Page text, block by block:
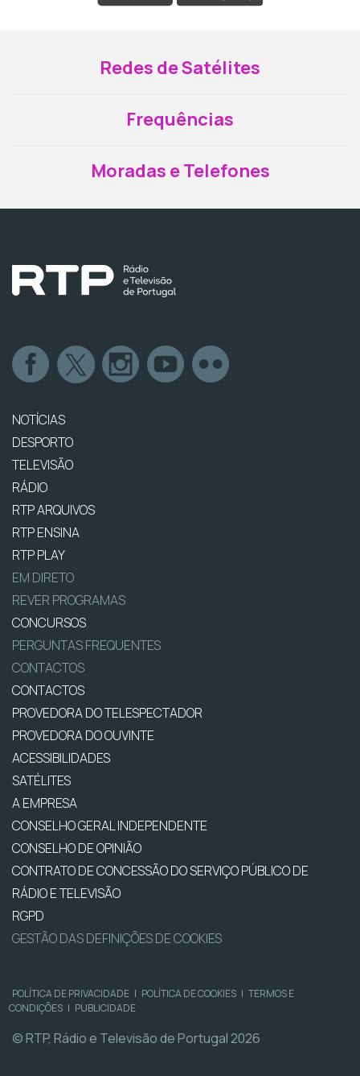
Redes de Satélites
Frequências
Moradas e Telefones
NOTÍCIAS
DESPORTO
TELEVISÃO
RÁDIO
RTP ARQUIVOS
RTP ENSINA
RTP PLAY
EM DIRETO
REVER PROGRAMAS
CONCURSOS
PERGUNTAS FREQUENTES
CONTACTOS
CONTACTOS
PROVEDORA DO TELESPECTADOR
PROVEDORA DO OUVINTE
ACESSIBILIDADES
SATÉLITES
A EMPRESA
CONSELHO GERAL INDEPENDENTE
CONSELHO DE OPINIÃO
CONTRATO DE CONCESSÃO DO SERVIÇO PÚBLICO DE
RÁDIO E TELEVISÃO
RGPD
GESTÃO DAS DEFINIÇÕES DE COOKIES
POLÍTICA DE PRIVACIDADE | POLÍTICA DE COOKIES | TERMOS E
CONDIÇÕES | PUBLICIDADE
© RTP, Rádio e Televisão de Portugal 2026